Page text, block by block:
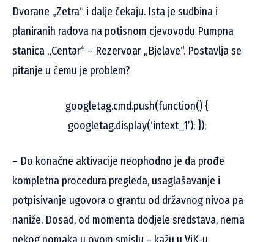
Dvorane „Zetra“ i dalje čekaju. Ista je sudbina i
planiranih radova na potisnom cjevovodu Pumpna
stanica „Centar“ – Rezervoar „Bjelave“. Postavlja se
pitanje u čemu je problem?
googletag.cmd.push(function() {
googletag.display(‘intext_1’); });
– Do konačne aktivacije neophodno je da prođe
kompletna procedura pregleda, usaglašavanje i
potpisivanje ugovora o grantu od državnog nivoa pa
naniže. Dosad, od momenta dodjele sredstava, nema